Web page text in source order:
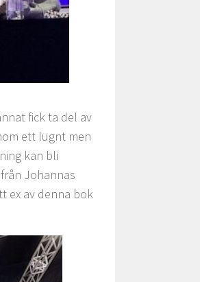
fick ta del av
ett lugnt men
kan bli
Johannas
ex av denna bok